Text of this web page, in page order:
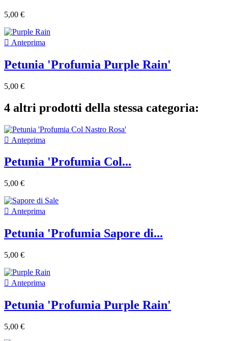
5,00 €
 Anteprima
Petunia 'Profumia Purple Rain'
5,00 €
4 altri prodotti della stessa categoria:
 Anteprima
Petunia 'Profumia Col...
5,00 €
 Anteprima
Petunia 'Profumia Sapore di...
5,00 €
 Anteprima
Petunia 'Profumia Purple Rain'
5,00 €